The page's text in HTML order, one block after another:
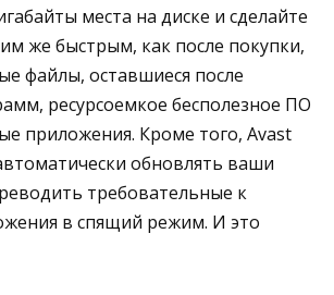
места на диске и сделайте
же быстрым, как после покупки,
файлы, оставшиеся после
ресурсоемкое бесполезное ПО
приложения. Кроме того, Avast
обновлять ваши
требовательные к
в спящий режим. И это